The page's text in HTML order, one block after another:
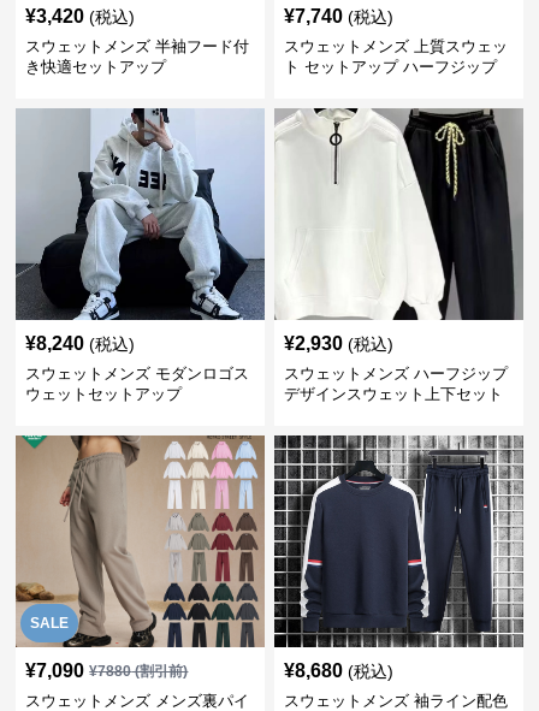
¥3,420 (税込)
スウェットメンズ 半袖フード付
き快適セットアップ
¥7,740 (税込)
スウェットメンズ 上質スウェッ
ト セットアップ ハーフジップ
¥8,240 (税込)
スウェットメンズ モダンロゴス
ウェットセットアップ
¥2,930 (税込)
スウェットメンズ ハーフジップ
デザインスウェット上下セット
SALE
¥7,090 ¥7880(割引前)
スウェットメンズ メンズ裏パイ
¥8,680 (税込)
スウェットメンズ 袖ライン配色